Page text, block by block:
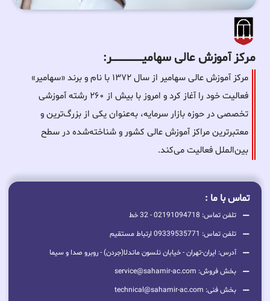
مرکز آموزش عالی سهامیـــــــــــــــــــــــــر:
مرکز آموزش عالی سهامیر از سال ۱۳۷۲ با نام و برند «سهامیر»
فعالیت خود را آغاز کرد و امروز با بیش از ۲۶۰ رشته آموزشی
تخصصی در حوزه بازار سرمایه، به‌عنوان یکی از بزرگ‌ترین و
معتبرترین مراکز آموزش عالی کشور و شناخته‌شده در سطح
بین‌الملل فعالیت می‌کند.
تماس با ما :
تلفن تماس: 02191094718 - 32 خط
تلفن تماس: 09339535771 ارتباط مستقیم
آدرس: ایران-تهران - خیابان نلسون ماندلا(جردن) - روبرو صدا و سیما
بخش فروش: service@sahamir-ac.com
بخش فنی: technical@sahamir-ac.com